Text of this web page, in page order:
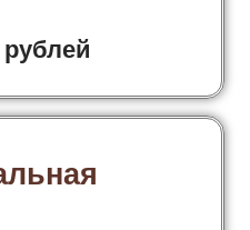
рублей